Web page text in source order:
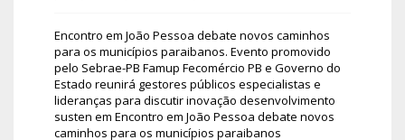
Encontro em João Pessoa debate novos caminhos
para os municípios paraibanos. Evento promovido
pelo Sebrae-PB Famup Fecomércio PB e Governo do
Estado reunirá gestores públicos especialistas e
lideranças para discutir inovação desenvolvimento
susten em Encontro em João Pessoa debate novos
caminhos para os municípios paraibanos